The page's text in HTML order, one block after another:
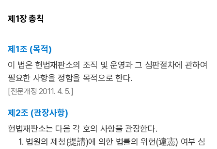
제1장총칙
제1조 (목적)
이 법은 헌법재판소의 조직 및 운영과 그 심판절차에 관하여
필요한 사항을 정함을 목적으로 한다.
[전문개정 2011. 4. 5.]
제2조 (관장사항)
헌법재판소는 다음 각 호의 사항을 관장한다.
1. 법원의 제청(提請)에 의한 법률의 위헌(違憲) 여부 심